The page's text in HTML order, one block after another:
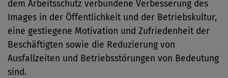
dem Arbeitsschutz verbundene Verbesserung des
Images in der Öffentlichkeit und der Betriebskultur,
eine gestiegene Motivation und Zufriedenheit der
Beschäftigten sowie die Reduzierung von
Ausfallzeiten und Betriebsstörungen von Bedeutung
sind.